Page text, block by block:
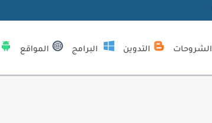
الشروحات التدوين البرامج المواقع